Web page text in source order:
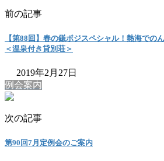
前の記事
【第88回】春の鎌ポジスペシャル！熱海での
＜温泉付き貸別荘＞
2019年2月27日
例会案内
次の記事
第90回7月定例会のご案内